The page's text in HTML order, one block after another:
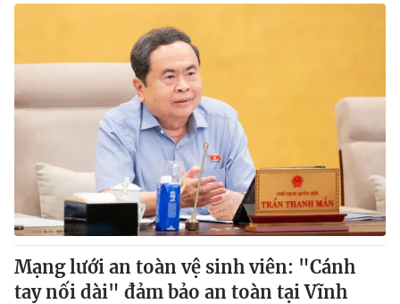
Mạng lưới an toàn vệ sinh viên: "Cánh
tay nối dài" đảm bảo an toàn tại Vĩnh